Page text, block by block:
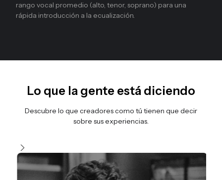
rango vocal promedio (alto, tenor, soprano) para una
rápida introducción a la ecualización.
Lo que la gente está diciendo
Descubre lo que creadores como tú tienen que decir
sobre sus experiencias.
Diapositiva 2 de 4